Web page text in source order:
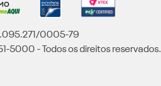
0005-79
5000 - Todos os direitos reservados.